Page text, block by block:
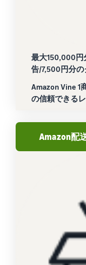
最大150,000円
告/7,500円分
Amazon Vine
の信頼できる
Amazon配